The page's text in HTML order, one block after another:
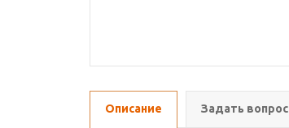
Описание Задать вопрос